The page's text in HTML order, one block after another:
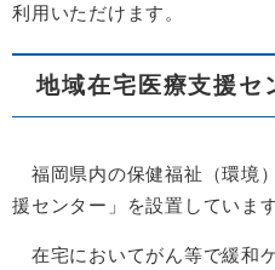
利用いただけます。
地域在宅医療支援セ
福岡県内の保健福祉（環境
援センター」を設置しています
在宅においてがん等で緩和